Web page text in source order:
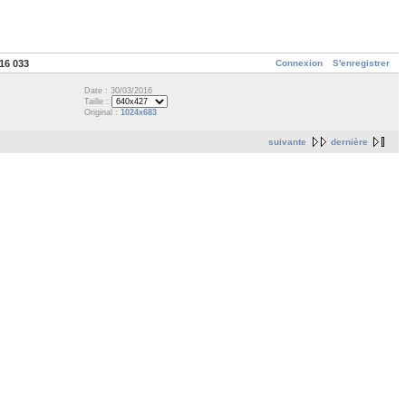
Connexion S'enregistrer
033
Date : 30/03/2016
Taille :
Original : 1024x683
suivante dernière